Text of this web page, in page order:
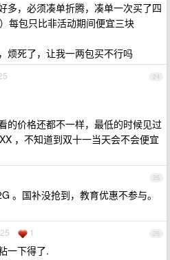
多，必须凑单折腾，凑单一次买了四
每包只比非活动期间便宜三块
烦死了，让我一两包买不行吗
24
的价格还都不一样，最低的时候见过
，不知道到双十一当天会不会便宜
25
。国补没抢到，教育优惠不参与。
26
1
一下得了.